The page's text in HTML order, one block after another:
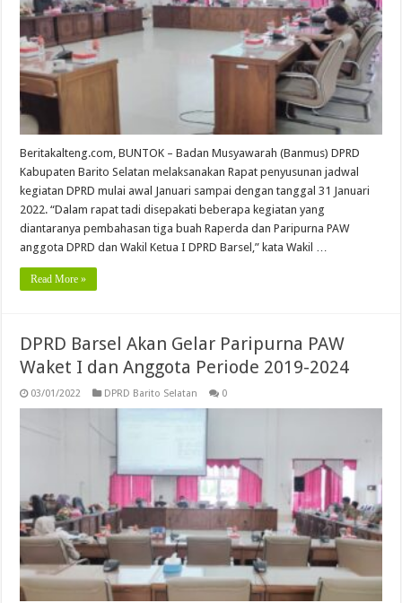
Beritakalteng.com, BUNTOK – Badan Musyawarah (Banmus) DPRD
Kabupaten Barito Selatan melaksanakan Rapat penyusunan jadwal
kegiatan DPRD mulai awal Januari sampai dengan tanggal 31 Januari
2022. “Dalam rapat tadi disepakati beberapa kegiatan yang
diantaranya pembahasan tiga buah Raperda dan Paripurna PAW
anggota DPRD dan Wakil Ketua I DPRD Barsel,” kata Wakil …
Read More »
DPRD Barsel Akan Gelar Paripurna PAW
Waket I dan Anggota Periode 2019-2024
03/01/2022 DPRD Barito Selatan 0